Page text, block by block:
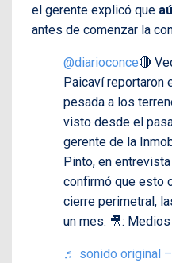
el gerente explicó que
antes de comenzar la
@diarioconce🔴
Paicaví reportaron
pesada a los
visto desde el
gerente de la
Pinto, en
confirmó que esto
cierre perimetral,
un mes. 🎥: Medios
♬ sonido original